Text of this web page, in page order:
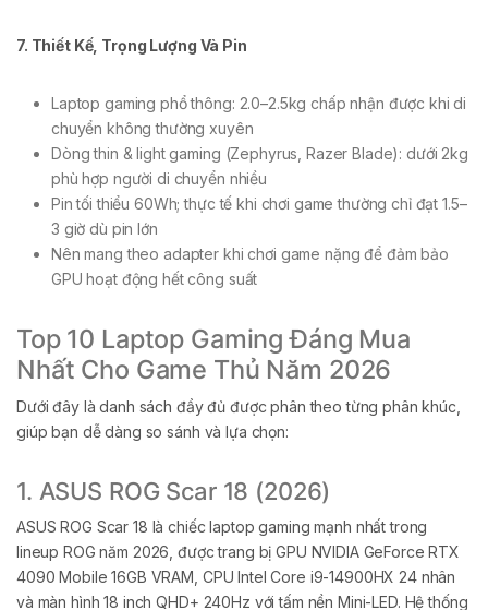
7. Thiết Kế, Trọng Lượng Và Pin
Laptop gaming phổ thông: 2.0–2.5kg chấp nhận được khi di
chuyển không thường xuyên
Dòng thin & light gaming (Zephyrus, Razer Blade): dưới 2kg
phù hợp người di chuyển nhiều
Pin tối thiểu 60Wh; thực tế khi chơi game thường chỉ đạt 1.5–
3 giờ dù pin lớn
Nên mang theo adapter khi chơi game nặng để đảm bảo
GPU hoạt động hết công suất
Top 10 Laptop Gaming Đáng Mua
Nhất Cho Game Thủ Năm 2026
Dưới đây là danh sách đầy đủ được phân theo từng phân khúc,
giúp bạn dễ dàng so sánh và lựa chọn:
1. ASUS ROG Scar 18 (2026)
ASUS ROG Scar 18 là chiếc laptop gaming mạnh nhất trong
lineup ROG năm 2026, được trang bị GPU NVIDIA GeForce RTX
4090 Mobile 16GB VRAM, CPU Intel Core i9-14900HX 24 nhân
và màn hình 18 inch QHD+ 240Hz với tấm nền Mini-LED. Hệ thống